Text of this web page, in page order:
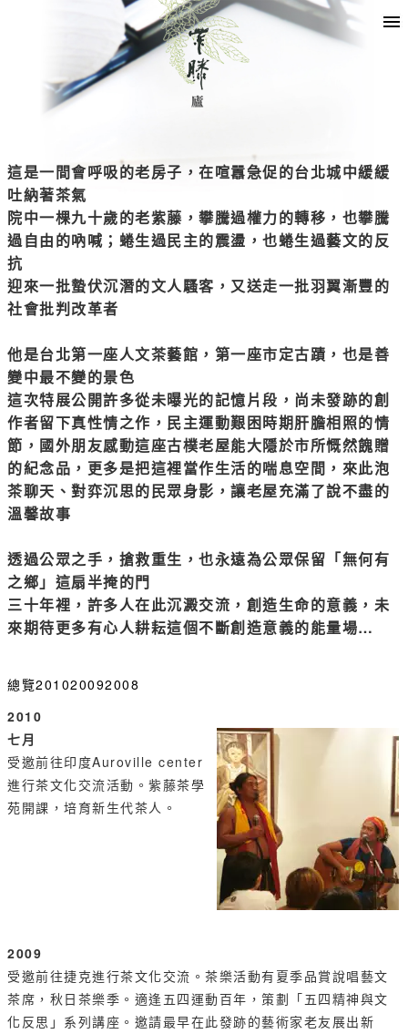
這是一間會呼吸的老房子，在喧囂急促的台北城中緩緩
吐納著茶氣
院中一棵九十歲的老紫藤，攀騰過權力的轉移，也攀騰
過自由的吶喊；蜷生過民主的震盪，也蜷生過藝文的反
抗
迎來一批蟄伏沉潛的文人騷客，又送走一批羽翼漸豐的
社會批判改革者
他是台北第一座人文茶藝館，第一座市定古蹟，也是善
變中最不變的景色
這次特展公開許多從未曝光的記憶片段，尚未發跡的創
作者留下真性情之作，民主運動艱困時期肝膽相照的情
節，國外朋友感動這座古樸老屋能大隱於市所慨然餽贈
的紀念品，更多是把這裡當作生活的喘息空間，來此泡
茶聊天、對弈沉思的民眾身影，讓老屋充滿了說不盡的
溫馨故事
透過公眾之手，搶救重生，也永遠為公眾保留「無何有
之鄉」這扇半掩的門
三十年裡，許多人在此沉澱交流，創造生命的意義，未
來期待更多有心人耕耘這個不斷創造意義的能量場…
總覽201020092008
2010
七月
受邀前往印度Auroville center
進行茶文化交流活動。紫藤茶學
苑開課，培育新生代茶人。
2009
受邀前往捷克進行茶文化交流。茶樂活動有夏季品賞說唱藝文
茶席，秋日茶樂季。適逢五四運動百年，策劃「五四精神與文
化反思」系列講座。邀請最早在此發跡的藝術家老友展出新